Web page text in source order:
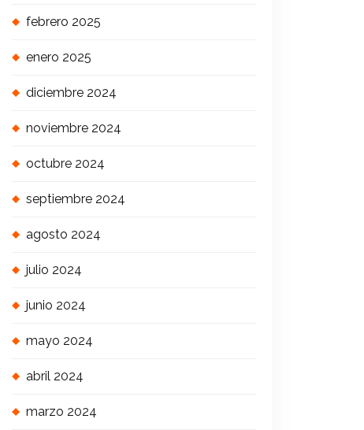
febrero 2025
enero 2025
diciembre 2024
noviembre 2024
octubre 2024
septiembre 2024
agosto 2024
julio 2024
junio 2024
mayo 2024
abril 2024
marzo 2024